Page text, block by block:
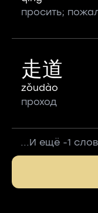
просить;
走道
zǒudào
проход
...И ещё -1